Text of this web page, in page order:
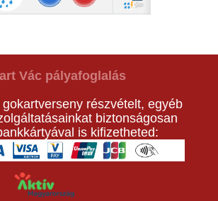
részvételt, egyéb
biztonságosan
is kifizetheted: